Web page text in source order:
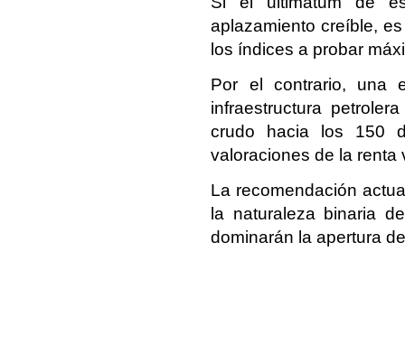
aplazamiento creíble,
los índices a probar
Por el contrario, una
infraestructura
crudo hacia los 150
valoraciones de la renta
La recomendación
la naturaleza binaria
dominarán la apertura